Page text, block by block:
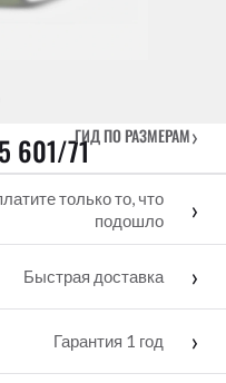
601/71ГИД ПО РАЗМЕРАМ›
только то, что
подошло
›
Быстрая доставка ›
Гарантия 1 год ›